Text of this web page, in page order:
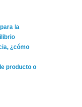
la
¿cómo
producto o